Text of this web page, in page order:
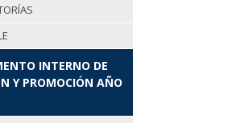
INTERNO DE
Y PROMOCIÓN AÑO